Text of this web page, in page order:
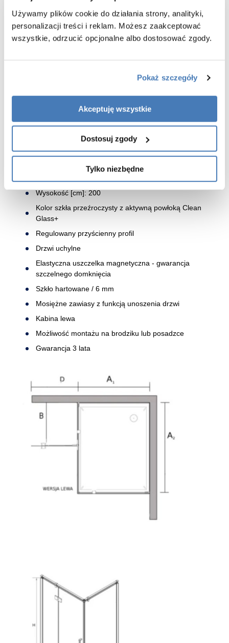
Używamy plików cookie do działania strony, analityki,
personalizacji treści i reklam. Możesz zaakceptować
wszystkie, odrzucić opcjonalne albo dostosować zgody.
Pokaż szczegóły
Akceptuję wszystkie
Dostosuj zgody
Tylko niezbędne
BEZPIECZNE SZKŁO HARTOWANE 6 mmto bezpieczeństwo i
komfort kąpieli oraz świadectwo dobrej jakości.
ZAWIASY Z FUNKCJĄ PODNOSZENIA DRZWIsą idealnie
minimalistycznych trentów w projektowaniu oraz najwyższej
estetyki i funkcjonalności produktu.
Specyfikacja kabiny :
Wysokość [cm]: 200
Kolor szkła przeźroczysty z aktywną powłoką Clean
Glass+
Regulowany przyścienny profil
Drzwi uchylne
Elastyczna uszczelka magnetyczna - gwarancja
szczelnego domknięcia
Szkło hartowane / 6 mm
Mosiężne zawiasy z funkcją unoszenia drzwi
Kabina lewa
Możliwość montażu na brodziku lub posadzce
Gwarancja 3 lata